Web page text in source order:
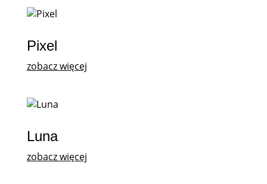
Pixel
zobacz więcej
Luna
zobacz więcej